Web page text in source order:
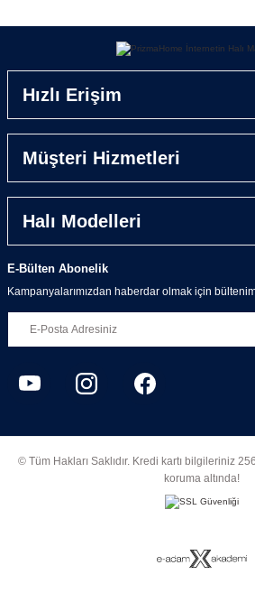
Yorum Yaz
Hızlı Erişim
Müşteri Hizmetleri
Halı Modelleri
E-Bülten Abonelik
Kampanyalarımızdan haberdar olmak için
© Tüm Hakları Saklıdır. Kredi kartı bilgileriniz
koruma altında!